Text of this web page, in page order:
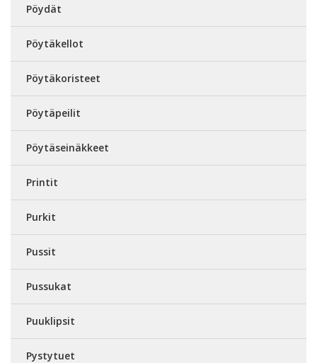
Pöydät
Pöytäkellot
Pöytäkoristeet
Pöytäpeilit
Pöytäseinäkkeet
Printit
Purkit
Pussit
Pussukat
Puuklipsit
Pystytuet